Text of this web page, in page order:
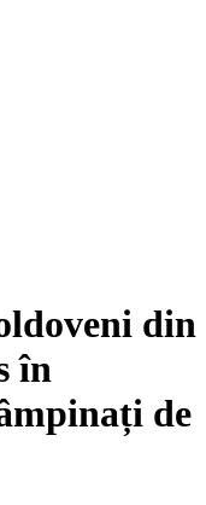
din
în
de